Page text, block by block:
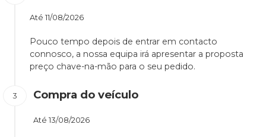
Até 11/08/2026
Pouco tempo depois de entrar em contacto
connosco, a nossa equipa irá apresentar a proposta
preço chave-na-mão para o seu pedido.
Compra do veículo
Até 13/08/2026